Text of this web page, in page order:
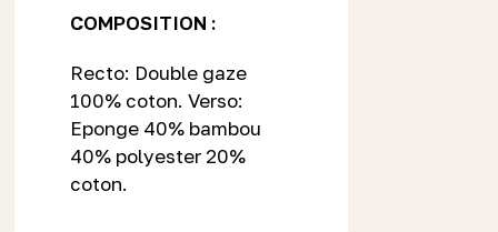
COMPOSITION :
Recto: Double gaze
100% coton. Verso:
Eponge 40% bambou
40% polyester 20%
coton.